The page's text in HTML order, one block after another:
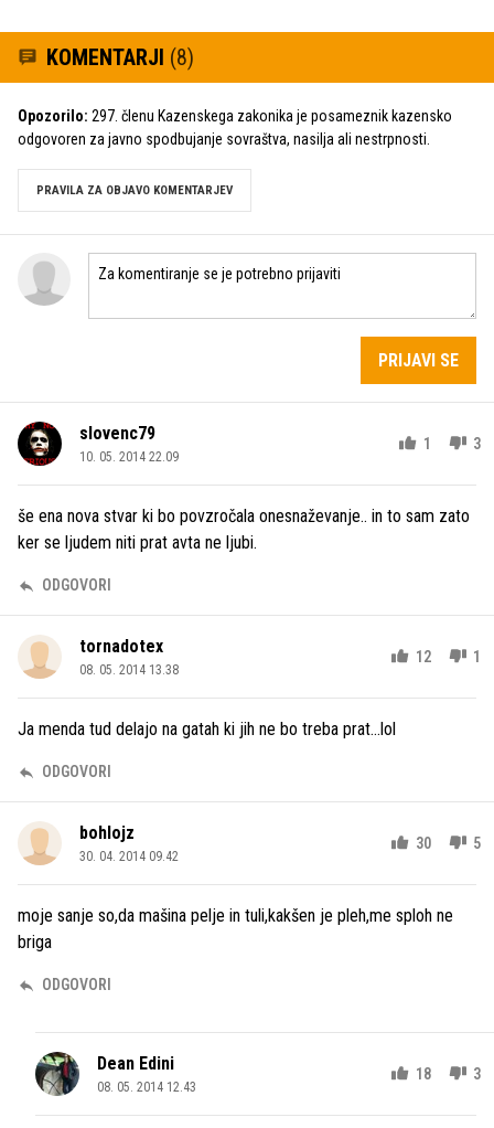
KOMENTARJI (8)
Opozorilo: 297. členu Kazenskega zakonika je posameznik kazensko
odgovoren za javno spodbujanje sovraštva, nasilja ali nestrpnosti.
PRAVILA ZA OBJAVO KOMENTARJEV
PRIJAVI SE
slovenc79
10. 05. 2014 22.09
1 3
še ena nova stvar ki bo povzročala onesnaževanje.. in to sam zato
ker se ljudem niti prat avta ne ljubi.
ODGOVORI
tornadotex
08. 05. 2014 13.38
12 1
Ja menda tud delajo na gatah ki jih ne bo treba prat...lol
ODGOVORI
bohlojz
30. 04. 2014 09.42
30 5
moje sanje so,da mašina pelje in tuli,kakšen je pleh,me sploh ne
briga
ODGOVORI
Dean Edini
08. 05. 2014 12.43
18 3